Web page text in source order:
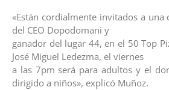
«Están cordialmente invitados a una
del CEO Dopodomani y
ganador del lugar 44, en el 50 Top
José Miguel Ledezma, el viernes
a las 7pm será para adultos y el
dirigido a niños», explicó Muñoz.